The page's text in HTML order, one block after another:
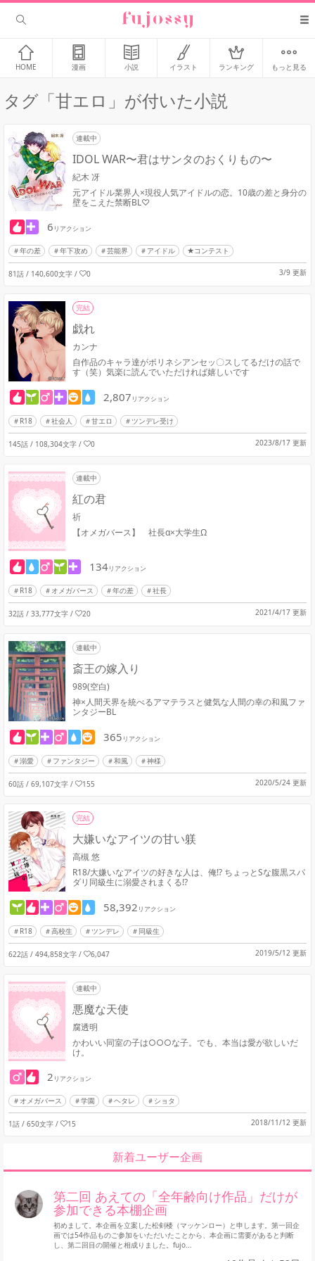
HOME 漫画 小説 イラスト ランキング もっと見る
タグ「甘エロ」が付いた小説
連載中
IDOL WAR〜君はサンタのおくりもの〜
紀木 冴
元アイドル業界人×現役人気アイドルの恋。10歳の差と身分の
壁をこえた禁断BL♡
6 リアクション
年の差 年下攻め 芸能界 アイドル ★コンテスト
81話 / 140,600文字 / 0 3/9 更新
完結
戯れ
カンナ
自作品のキャラ達がポリネシアンセッ〇スしてるだけの話で
す（笑）気楽に読んでいただければ嬉しいです
2,807 リアクション
R18 社会人 甘エロ ツンデレ受け
145話 / 108,304文字 / 0 2023/8/17 更新
連載中
紅の君
祈
【オメガバース】 社長α×大学生Ω
134リアクション
R18 オメガバース 年の差 社長
32話 / 33,777文字 / 20 2021/4/17 更新
連載中
斎王の嫁入り
989(空白)
神×人間天界を統べるアマテラスと健気な人間の幸の和風ファ
ンタジーBL
365 リアクション
溺愛 ファンタジー 和風 神様
60話 / 69,107文字 / 155 2020/5/24 更新
完結
大嫌いなアイツの甘い躾
高槻 悠
R18/大嫌いなアイツの好きな人は、俺⁉︎ ちょっとSな腹黒スパ
ダリ同級生に溺愛されまくる⁉︎
58,392 リアクション
R18 高校生 ツンデレ 同級生
622話 / 494,858文字 / 6,047 2019/5/12 更新
連載中
悪魔な天使
腐透明
かわいい同室の子は○○○な子。でも、本当は愛が欲しいだ
け。
2 リアクション
オメガバース 学園 ヘタレ ショタ
1話 / 650文字 / 15 2018/11/12 更新
新着ユーザー企画
第二回 あえての「全年齢向け作品」だけが
参加できる本棚企画
初めまして。本企画を立案した松剣楼（マッケンロー）と申します。第一回企
画では54作品ものご参加をいただいたことから、本企画に需要があると判断
し、第二回目の開催と相成りました。fujo...